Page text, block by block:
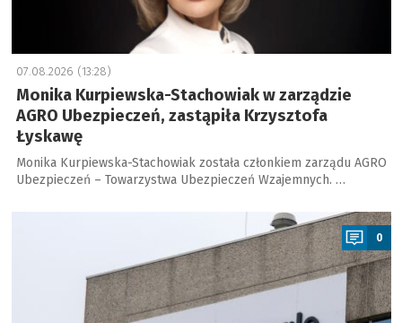
07.08.2026 (13:28)
Monika Kurpiewska-Stachowiak w zarządzie
AGRO Ubezpieczeń, zastąpiła Krzysztofa
Łyskawę
Monika Kurpiewska-Stachowiak została członkiem zarządu AGRO
Ubezpieczeń – Towarzystwa Ubezpieczeń Wzajemnych. …
0